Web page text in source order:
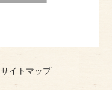
サイトマップ